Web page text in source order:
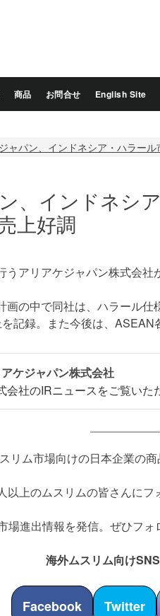
商品 お問合せ English Site
ャパン、インドネシア・ハラー
、インドネシ
上好調
うアリアケジャパン株式会
画の中で同社は、ハラール
記録。また今後は、ASEAN
ケジャパン株式会社
社のIRニュースをご覧いた
リム市場向けの日本企業の
以上のムスリムの皆さんに
進出情報を発信。ぜひフォ
海外ムスリム向けSNS
Facebook Twitter